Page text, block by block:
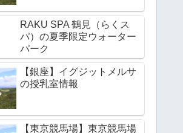
RAKU SPA 鶴見（らくス
パ）の夏季限定ウォーター
パーク
【銀座】イグジットメルサ
の授乳室情報
【東京競馬場】東京競馬場